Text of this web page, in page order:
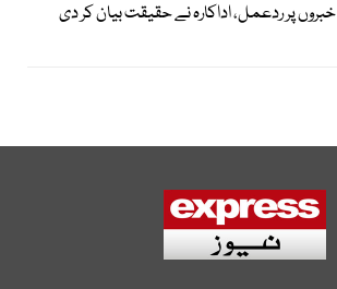
خبروں پر ردعمل، اداکارہ نے حقیقت بیان کر دی